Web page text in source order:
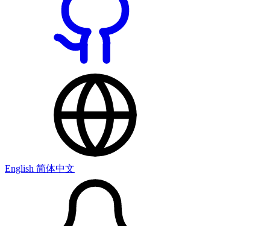
English 简体中文